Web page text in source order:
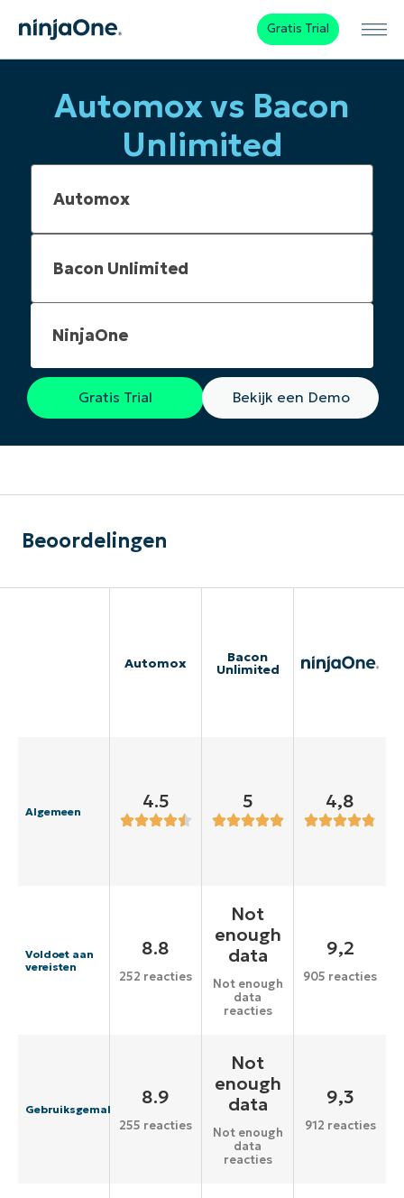
Gratis Trial
Automox vs Bacon
Unlimited
NinjaOne
Gratis Trial Bekijk een Demo
Beoordelingen
Automox Bacon
Unlimited
Algemeen 4.5 5 4,8
Voldoet aan
vereisten
8.8
252 reacties
Not
enough
data
Not enough
data
reacties
9,2
905 reacties
Gebruiksgemak
8.9
255 reacties
Not
enough
data
Not enough
data
reacties
9,3
912 reacties